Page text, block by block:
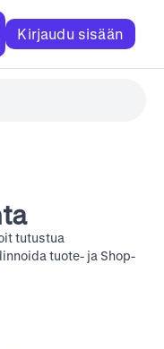
Kirjaudu sisään
tutustua
tuote- ja Shop-